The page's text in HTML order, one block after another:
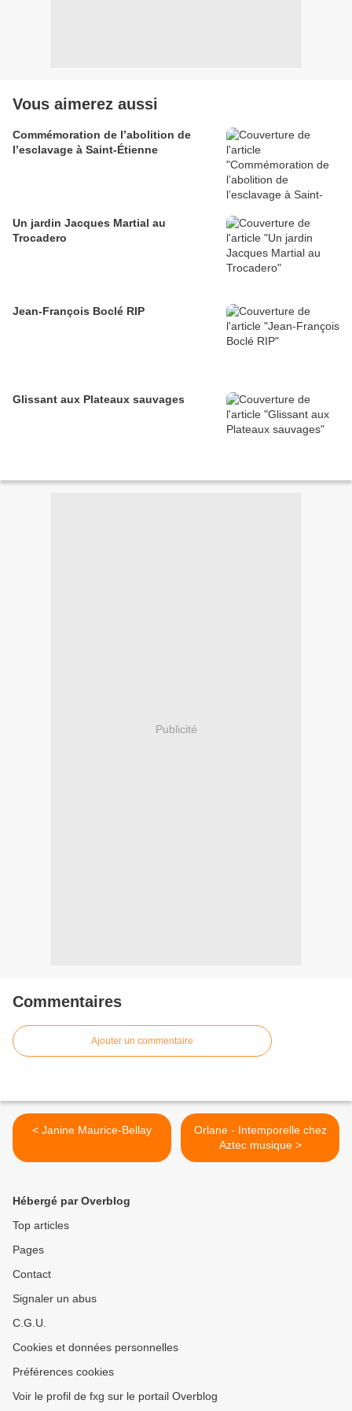
Vous aimerez aussi
Commémoration de l’abolition de
l’esclavage à Saint-Étienne
Un jardin Jacques Martial au
Trocadero
Jean-François Boclé RIP
Glissant aux Plateaux sauvages
Publicité
Commentaires
Ajouter un commentaire
< Janine Maurice-Bellay
Orlane - Intemporelle chez
Aztec musique >
Hébergé par Overblog
Top articles
Pages
Contact
Signaler un abus
C.G.U.
Cookies et données personnelles
Préférences cookies
Voir le profil de fxg sur le portail Overblog